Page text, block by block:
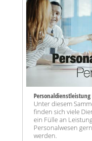
Unter diesem
finden sich viele
ein Fülle an
Personalwesen
werden.